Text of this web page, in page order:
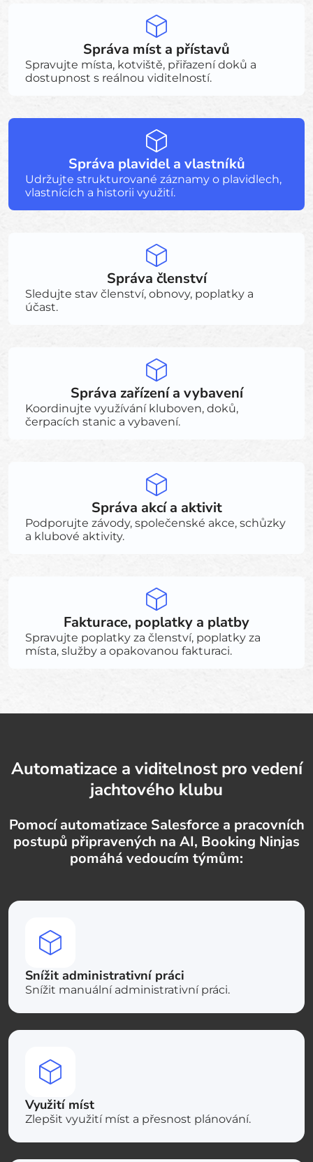
Správa míst a přístavů
Spravujte místa, kotviště, přiřazení doků a
dostupnost s reálnou viditelností.
Správa plavidel a vlastníků
Udržujte strukturované záznamy o plavidlech,
vlastnících a historii využití.
Správa členství
Sledujte stav členství, obnovy, poplatky a
účast.
Správa zařízení a vybavení
Koordinujte využívání kluboven, doků,
čerpacích stanic a vybavení.
Správa akcí a aktivit
Podporujte závody, společenské akce, schůzky
a klubové aktivity.
Fakturace, poplatky a platby
Spravujte poplatky za členství, poplatky za
místa, služby a opakovanou fakturaci.
Automatizace a viditelnost pro vedení
jachtového klubu
Pomocí automatizace Salesforce a pracovních
postupů připravených na AI, Booking Ninjas
pomáhá vedoucím týmům:
Snížit administrativní práci
Snížit manuální administrativní práci.
Využití míst
Zlepšit využití míst a přesnost plánování.